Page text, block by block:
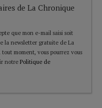
de La Chronique
que mon e-mail saisi soit
la newsletter gratuite de La
moment, vous pourrez vous
notre Politique de